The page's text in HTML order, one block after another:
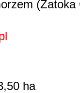
(Zatoka
ha